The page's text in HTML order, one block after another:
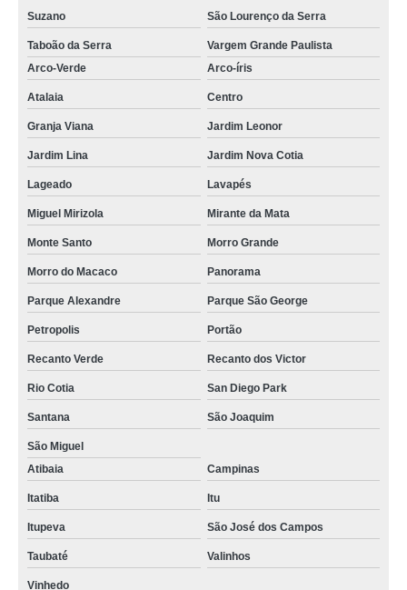
Suzano São Lourenço da Serra
Taboão da Serra
Vargem Grande Paulista
Arco-Verde
Arco-íris
Atalaia Centro
Granja Viana Jardim Leonor
Jardim Lina Jardim Nova Cotia
Lageado Lavapés
Miguel Mirizola Mirante da Mata
Monte Santo Morro Grande
Morro do Macaco Panorama
Parque Alexandre Parque São George
Petropolis Portão
Recanto Verde Recanto dos Victor
Rio Cotia San Diego Park
Santana São Joaquim
São Miguel
Atibaia
Campinas
Itatiba Itu
Itupeva São José dos Campos
Taubaté Valinhos
Vinhedo